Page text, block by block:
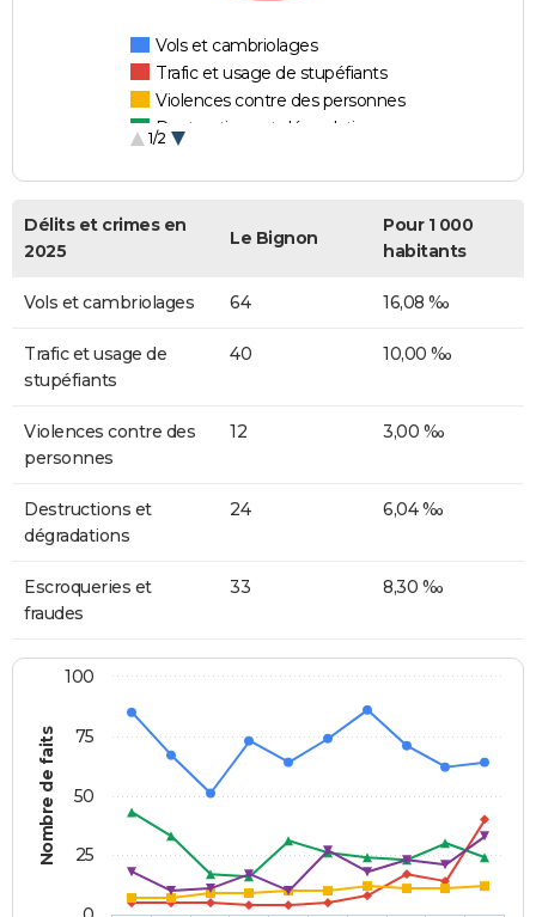
Vols et cambriolages
Trafic et usage de stupéfiants
Violences contre des personnes
Destructions et dégradations
1/2
Délits et crimes en
2025
Le Bignon
Pour 1 000
habitants
Vols et cambriolages 64 16,08 ‰
Trafic et usage de
stupéfiants
40 10,00 ‰
Violences contre des
personnes
12 3,00 ‰
Destructions et
dégradations
24 6,04 ‰
Escroqueries et
fraudes
33 8,30 ‰
Nombre de faits 25
50
75
100